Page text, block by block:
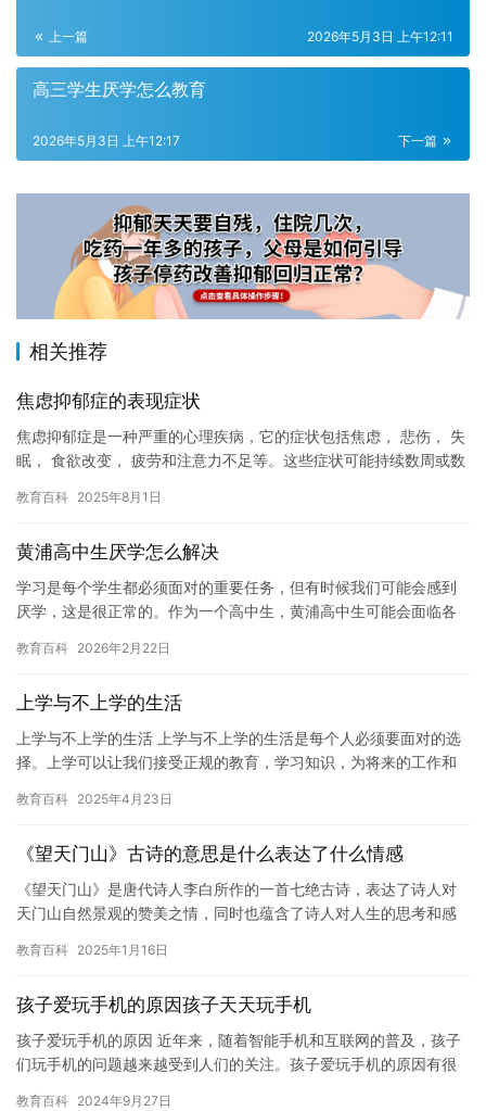
上一篇 2026年5月3日 上午12:11
高三学生厌学怎么教育
下一篇
2026年5月3日 上午12:17
相关推荐
焦虑抑郁症的表现症状
焦虑抑郁症是一种严重的心理疾病，它的症状包括焦虑， 悲伤， 失
眠， 食欲改变， 疲劳和注意力不足等。这些症状可能持续数周或数
教育百科 2025年8月1日
黄浦高中生厌学怎么解决
学习是每个学生都必须面对的重要任务，但有时候我们可能会感到
厌学，这是很正常的。作为一个高中生，黄浦高中生可能会面临各
情绪的…
教育百科 2026年2月22日
上学与不上学的生活
上学与不上学的生活 上学与不上学的生活是每个人必须要面对的选
择。上学可以让我们接受正规的教育，学习知识，为将来的工作和
掌握…
教育百科 2025年4月23日
《望天门山》古诗的意思是什么表达了什么情感
《望天门山》是唐代诗人李白所作的一首七绝古诗，表达了诗人对
天门山自然景观的赞美之情，同时也蕴含了诗人对人生的思考和感
门…
教育百科 2025年1月16日
孩子爱玩手机的原因孩子天天玩手机
孩子爱玩手机的原因 近年来，随着智能手机和互联网的普及，孩子
们玩手机的问题越来越受到人们的关注。孩子爱玩手机的原因有很
教育百科 2024年9月27日